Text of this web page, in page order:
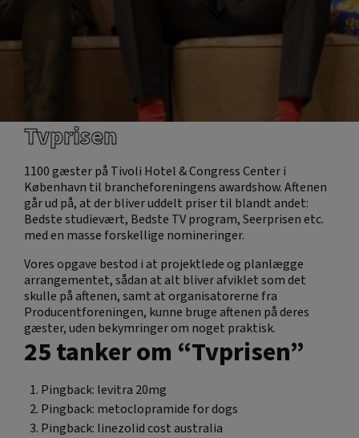
Tvprisen
1100 gæster på Tivoli Hotel & Congress Center i
København til brancheforeningens awardshow. Aftenen
går ud på, at der bliver uddelt priser til blandt andet:
Bedste studievært, Bedste TV program, Seerprisen etc.
med en masse forskellige nomineringer.
Vores opgave bestod i at projektlede og planlægge
arrangementet, sådan at alt bliver afviklet som det
skulle på aftenen, samt at organisatorerne fra
Producentforeningen, kunne bruge aftenen på deres
gæster, uden bekymringer om noget praktisk.
25 tanker om “Tvprisen”
Pingback: levitra 20mg
Pingback: metoclopramide for dogs
Pingback: linezolid cost australia